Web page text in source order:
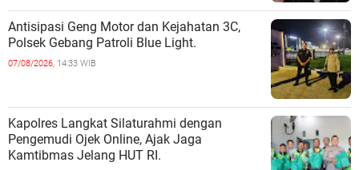
Antisipasi Geng Motor dan Kejahatan 3C,
Polsek Gebang Patroli Blue Light.
07/08/2026, 14:33 WIB
Kapolres Langkat Silaturahmi dengan
Pengemudi Ojek Online, Ajak Jaga
Kamtibmas Jelang HUT RI.